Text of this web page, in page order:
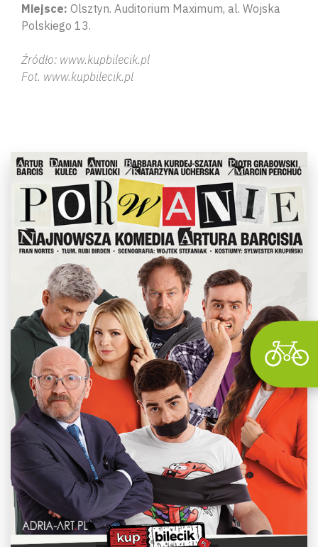
Miejsce: Olsztyn. Auditorium Maximum, al. Wojska
Polskiego 13.
Źródło: www.kupbilecik.pl
Fot. www.kupbilecik.pl